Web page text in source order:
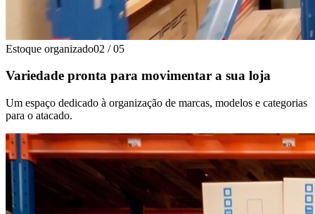
Estoque organizado02 / 05
Variedade pronta para movimentar a sua loja
Um espaço dedicado à organização de marcas, modelos e categorias
para o atacado.